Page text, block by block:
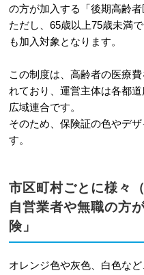
の方が加入する「後期高齢者
ただし、65歳以上75歳未満
も加入対象となります。
この制度は、高齢者の医療
れており、運営主体は各都
広域連合です。
そのため、保険証の色やデ
す。
市区町村ごとに様々
自営業者や無職の方
険」
オレンジ色や灰色、白色な